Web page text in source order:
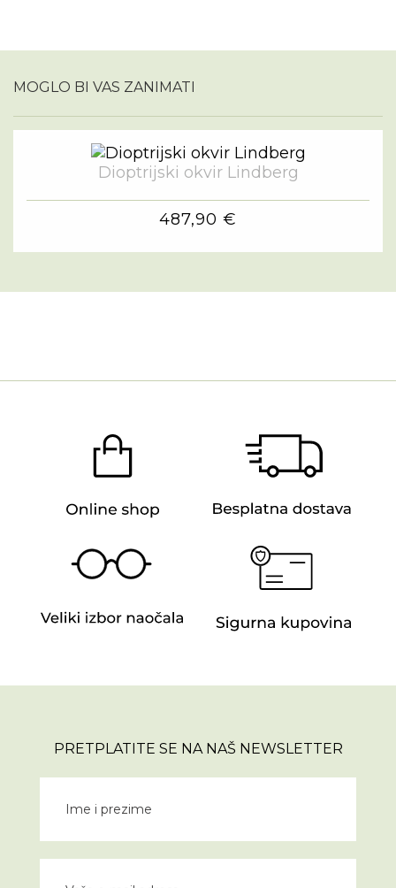
MOGLO BI VAS ZANIMATI
Dioptrijski okvir Lindberg
487,90 €
PRETPLATITE SE NA NAŠ NEWSLETTER